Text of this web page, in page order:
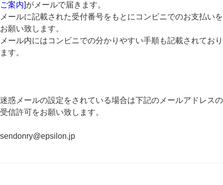
ご案内]がメールで届きます。
メールに記載された受付番号をもとにコンビニでのお支払いを
お願い致します。
メール内にはコンビニでの分かりやすい手順も記載されており
ます。
迷惑メールの設定をされている場合は下記のメールアドレスの
受信許可をお願い致します。
sendonry@epsilon.jp